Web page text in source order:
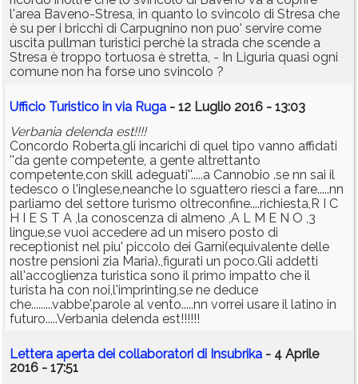
l'area Baveno-Stresa, in quanto lo svincolo di Stresa che
è su per i bricchi di Carpugnino non puo' servire come
uscita pullman turistici perchè la strada che scende a
Stresa è troppo tortuosa è stretta, - In Liguria quasi ogni
comune non ha forse uno svincolo ?
Ufficio Turistico in via Ruga - 12 Luglio 2016 - 13:03
Verbania delenda est!!!!
Concordo Roberta,gli incarichi di quel tipo vanno affidati
''da gente competente, a gente altrettanto
competente,con skill adeguati''.....a Cannobio .se nn sai il
tedesco o l'inglese,neanche lo sguattero riesci a fare.....nn
parliamo del settore turismo oltreconfine....richiesta,R I C
H I E S T A ,la conoscenza di almeno ,A L M E N O ,3
lingue,se vuoi accedere ad un misero posto di
receptionist nel piu' piccolo dei Garni(equivalente delle
nostre pensioni zia Maria).,figurati un poco.Gli addetti
all'accoglienza turistica sono il primo impatto che il
turista ha con noi,l'imprinting,se ne deduce
che.........vabbe',parole al vento.....nn vorrei usare il latino in
futuro.....Verbania delenda est!!!!!!
Lettera aperta dei collaboratori di Insubrika - 4 Aprile
2016 - 17:51